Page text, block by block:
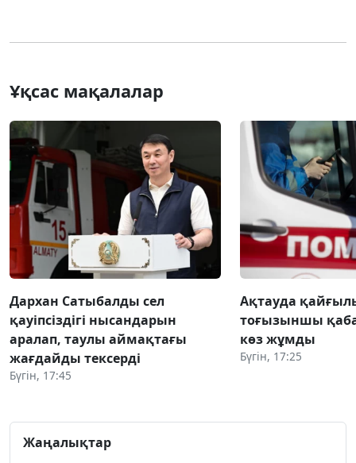
Ұқсас мақалалар
Дархан Сатыбалды сел
қауіпсіздігі нысандарын
аралап, таулы аймақтағы
жағдайды тексерді
Бүгін, 17:45
Ақтауда
тоғызыншы
көз жұмды
Бүгін, 17:25
Жаңалықтар